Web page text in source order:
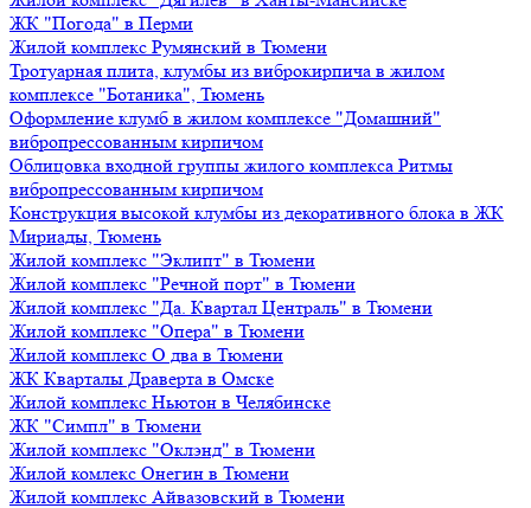
ЖК "Погода" в Перми
Жилой комплекс Румянский в Тюмени
Тротуарная плита, клумбы из виброкирпича в жилом
комплексе "Ботаника", Тюмень
Оформление клумб в жилом комплексе "Домашний"
вибропрессованным кирпичом
Облицовка входной группы жилого комплекса Ритмы
вибропрессованным кирпичом
Конструкция высокой клумбы из декоративного блока в ЖК
Мириады, Тюмень
Жилой комплекс "Эклипт" в Тюмени
Жилой комплекс "Речной порт" в Тюмени
Жилой комплекс "Да. Квартал Централь" в Тюмени
Жилой комплекс "Опера" в Тюмени
Жилой комплекс О два в Тюмени
ЖК Кварталы Драверта в Омске
Жилой комплекс Ньютон в Челябинске
ЖК "Симпл" в Тюмени
Жилой комплекс "Оклэнд" в Тюмени
Жилой комлекс Онегин в Тюмени
Жилой комплекс Айвазовский в Тюмени